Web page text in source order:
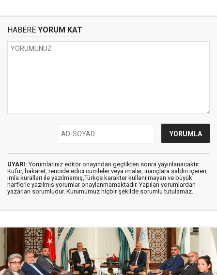
HABERE YORUM KAT
UYARI: Yorumlarınız editör onayından geçtikten sonra yayınlanacaktır.
Küfür, hakaret, rencide edici cümleler veya imalar, inançlara saldırı içeren,
imla kuralları ile yazılmamış,Türkçe karakter kullanılmayan ve büyük
harflerle yazılmış yorumlar onaylanmamaktadır. Yapılan yorumlardan
yazarları sorumludur. Kurumumuz hiçbir şekilde sorumlu tutulamaz.